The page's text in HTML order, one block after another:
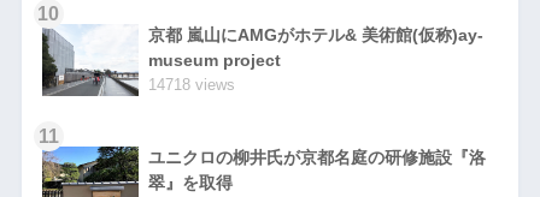
10
京都 嵐山にAMGがホテル& 美術館(仮称)ay-
museum project
14718 views
11
ユニクロの柳井氏が京都名庭の研修施設『洛
翠』を取得